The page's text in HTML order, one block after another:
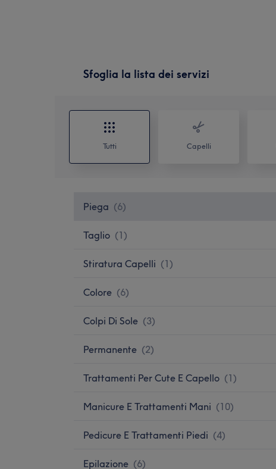
Sfoglia la lista dei servizi
Tutti Capelli
Piega (6)
Taglio (1)
Stiratura Capelli (1)
Colore (6)
Colpi Di Sole (3)
Permanente (2)
Trattamenti Per Cute E Capello (1)
Manicure E Trattamenti Mani (10)
Pedicure E Trattamenti Piedi (4)
Epilazione (6)